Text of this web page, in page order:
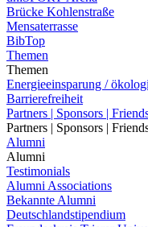
Brücke Kohlenstraße
Mensaterrasse
BibTop
Themen
Themen
Energieeinsparung /
Barrierefreiheit
Partners | Sponsors |
Partners | Sponsors |
Alumni
Alumni
Testimonials
Alumni Associations
Bekannte Alumni
Deutschlandstipendium